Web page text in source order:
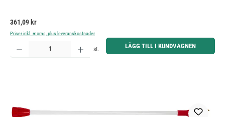
Ordinarie pris:
361,09 kr
Priser inkl. moms, plus leveranskostnader
Produktkvantitet: Ange önskat belopp eller använd knapparna för att öka eller minska kvantiteten.
st. LÄGG TILL I KUNDVAGNEN